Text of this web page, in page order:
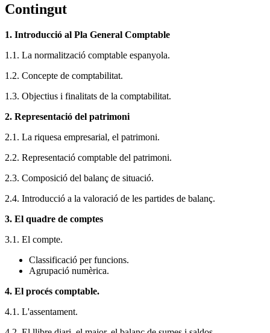
Contingut
1. Introducció al Pla General Comptable
1.1. La normalització comptable espanyola.
1.2. Concepte de comptabilitat.
1.3. Objectius i finalitats de la comptabilitat.
2. Representació del patrimoni
2.1. La riquesa empresarial, el patrimoni.
2.2. Representació comptable del patrimoni.
2.3. Composició del balanç de situació.
2.4. Introducció a la valoració de les partides de balanç.
3. El quadre de comptes
3.1. El compte.
Classificació per funcions.
Agrupació numèrica.
4. El procés comptable.
4.1. L'assentament.